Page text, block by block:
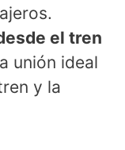
el tren
unión ideal
y la